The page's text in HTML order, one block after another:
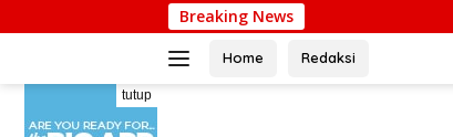
ke
Breaking NewsDugaan Ancaman
Home Redaksi
tutup